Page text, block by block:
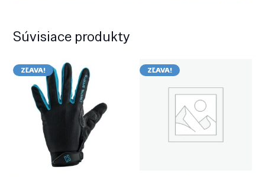
Súvisiace produkty
ZĽAVA! ZĽAVA!